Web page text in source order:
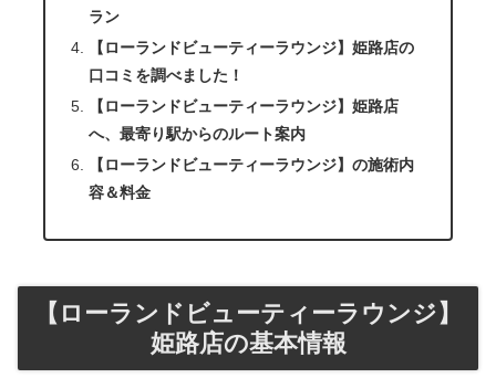
ラン
【ローランドビューティーラウンジ】姫路店の
口コミを調べました！
【ローランドビューティーラウンジ】姫路店
へ、最寄り駅からのルート案内
【ローランドビューティーラウンジ】の施術内
容＆料金
【ローランドビューティーラウンジ】
姫路店の基本情報